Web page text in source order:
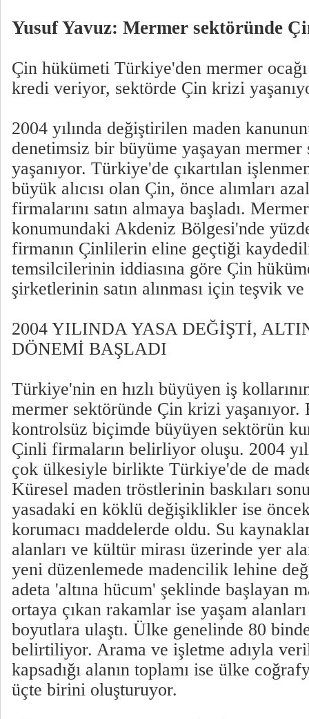
Yusuf Yavuz: Mermer sektöründe
Çin hükümeti Türkiye'den mermer ocağı
kredi veriyor, sektörde Çin krizi
2004 yılında değiştirilen maden
denetimsiz bir büyüme yaşayan
yaşanıyor. Türkiye'de çıkartılan
büyük alıcısı olan Çin, önce alımları
firmalarını satın almaya başladı.
konumundaki Akdeniz Bölgesi'nde
firmanın Çinlilerin eline geçtiği
temsilcilerinin iddiasına göre Çin
şirketlerinin satın alınması için teşvik
2004 YILINDA YASA DEĞİŞTİ,
DÖNEMİ BAŞLADI
Türkiye'nin en hızlı büyüyen iş
mermer sektöründe Çin krizi yaşanıyor.
kontrolsüz biçimde büyüyen sektörün
Çinli firmaların belirliyor oluşu. 2004
çok ülkesiyle birlikte Türkiye'de de
Küresel maden tröstlerinin baskıları
yasadaki en köklü değişiklikler ise
korumacı maddelerde oldu. Su
alanları ve kültür mirası üzerinde yer
yeni düzenlemede madencilik lehine
adeta 'altına hücum' şeklinde başlayan
ortaya çıkan rakamlar ise yaşam
boyutlara ulaştı. Ülke genelinde 80
belirtiliyor. Arama ve işletme adıyla
kapsadığı alanın toplamı ise ülke
üçte birini oluşturuyor.